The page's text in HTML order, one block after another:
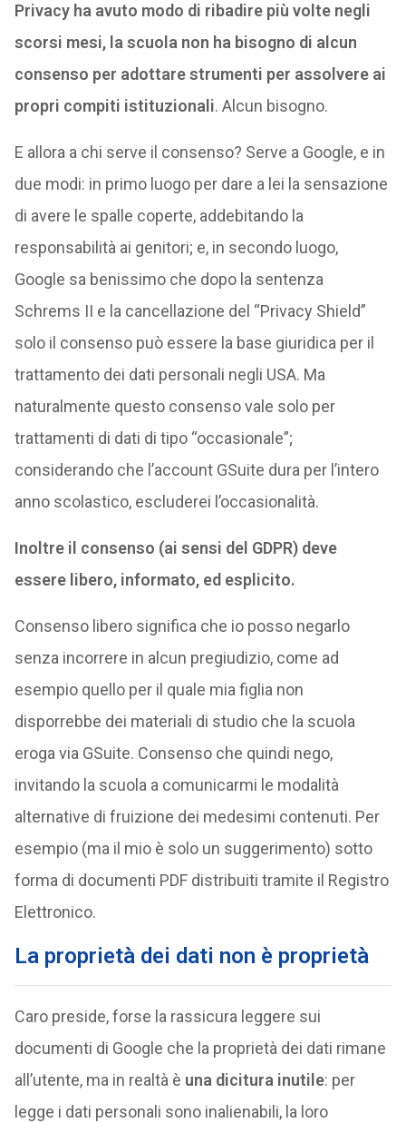
Privacy ha avuto modo di ribadire più volte negli
scorsi mesi, la scuola non ha bisogno di alcun
consenso per adottare strumenti per assolvere ai
propri compiti istituzionali. Alcun bisogno.
E allora a chi serve il consenso? Serve a Google, e in
due modi: in primo luogo per dare a lei la sensazione
di avere le spalle coperte, addebitando la
responsabilità ai genitori; e, in secondo luogo,
Google sa benissimo che dopo la sentenza
Schrems II e la cancellazione del “Privacy Shield”
solo il consenso può essere la base giuridica per il
trattamento dei dati personali negli USA. Ma
naturalmente questo consenso vale solo per
trattamenti di dati di tipo “occasionale”;
considerando che l’account GSuite dura per l’intero
anno scolastico, escluderei l’occasionalità.
Inoltre il consenso (ai sensi del GDPR) deve
essere libero, informato, ed esplicito.
Consenso libero significa che io posso negarlo
senza incorrere in alcun pregiudizio, come ad
esempio quello per il quale mia figlia non
disporrebbe dei materiali di studio che la scuola
eroga via GSuite. Consenso che quindi nego,
invitando la scuola a comunicarmi le modalità
alternative di fruizione dei medesimi contenuti. Per
esempio (ma il mio è solo un suggerimento) sotto
forma di documenti PDF distribuiti tramite il Registro
Elettronico.
La proprietà dei dati non è proprietà
Caro preside, forse la rassicura leggere sui
documenti di Google che la proprietà dei dati rimane
all’utente, ma in realtà è una dicitura inutile: per
legge i dati personali sono inalienabili, la loro